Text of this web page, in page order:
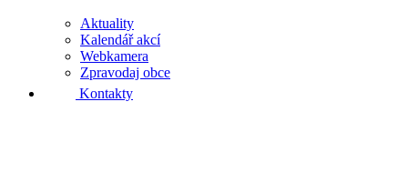
Aktuality
Kalendář akcí
Webkamera
Zpravodaj obce
Kontakty